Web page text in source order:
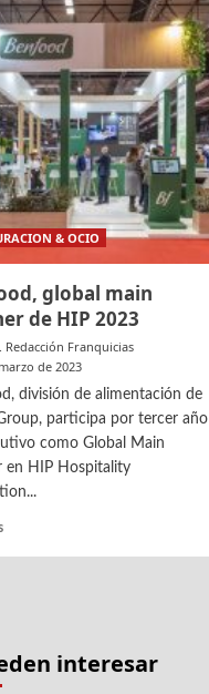
& OCIO
global main
de HIP 2023
Redacción Franquicias
de 2023
división de alimentación de
Group, participa por tercer año
como Global Main
en HIP Hospitality
Leer
de
interesar